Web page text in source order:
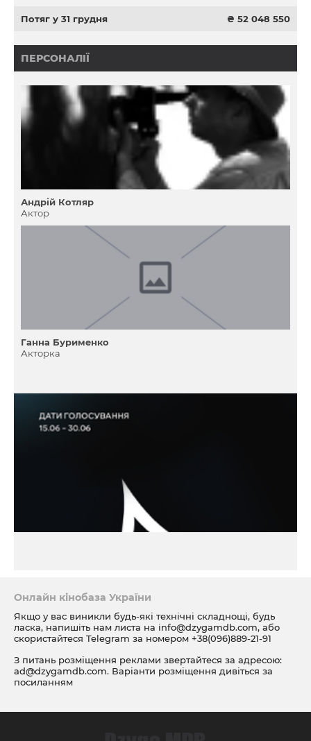
Потяг у 31 грудня ₴ 52 048 550
ПЕРСОНАЛІЇ
Андрій Котляр
Актор
Ганна Бурименко
Акторка
Онлайн кінобаза України
Якщо у вас виникли будь-які технічні складнощі, будь
ласка, напишіть нам листа на info@dzygamdb.com, або
скористайтеся Telegram за номером +38(096)889-21-91
З питань розміщення реклами звертайтеся за адресою:
ad@dzygamdb.com. Варіанти розміщення дивіться за
посиланням